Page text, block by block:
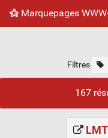
Marquepages
Filtres
167